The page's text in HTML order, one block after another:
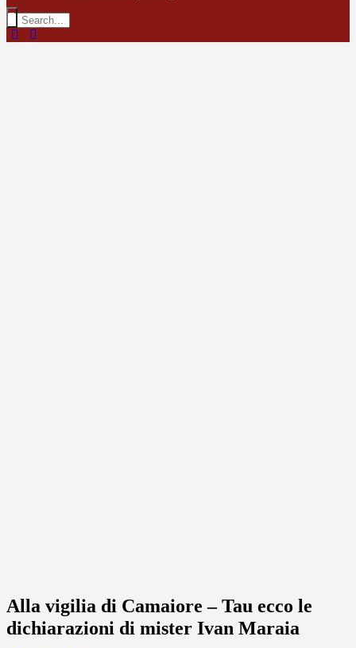
Alla vigilia di Camaiore – Tau ecco le
dichiarazioni di mister Ivan Maraia